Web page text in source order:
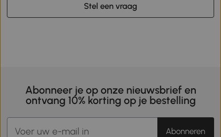
Stel een vraag
Abonneer je op onze nieuwsbrief en
ontvang 10% korting op je bestelling
Abonneren